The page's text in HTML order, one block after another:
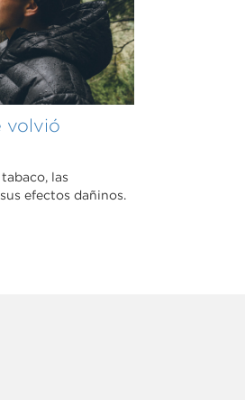
volvió
las
efectos dañinos.